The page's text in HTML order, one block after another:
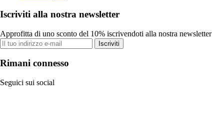
Iscriviti alla nostra newsletter
Approfitta di uno sconto del 10% iscrivendoti alla nostra newsletter
Iscriviti
Rimani connesso
Seguici sui social